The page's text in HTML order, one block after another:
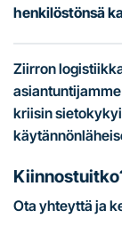
henkilöstönsä
Ziirron
kriisin
Ota yhteyttä ja